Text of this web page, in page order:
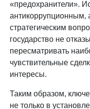
«предохранители».
антикоррупционным,
стратегическим
государство не
пересматривать
чувствительные
интересы.
Таким образом,
не только в